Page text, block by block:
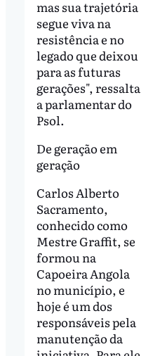
mas sua trajetória
segue viva na
resistência e no
legado que deixou
para as futuras
gerações", ressalta
a parlamentar do
Psol.
De geração em
geração
Carlos Alberto
Sacramento,
conhecido como
Mestre Graffit, se
formou na
Capoeira Angola
no município, e
hoje é um dos
responsáveis pela
manutenção da